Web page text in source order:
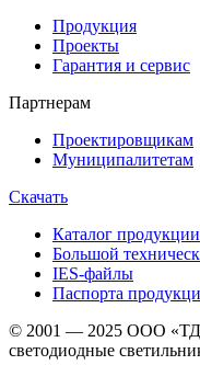
Продукция
Проекты
Гарантия и сервис
Партнерам
Проектировщикам
Муниципалитетам
Скачать
Каталог продукции
Большой
IES-файлы
Паспорта
© 2001 — 2025 ООО «ТД
светодиодные